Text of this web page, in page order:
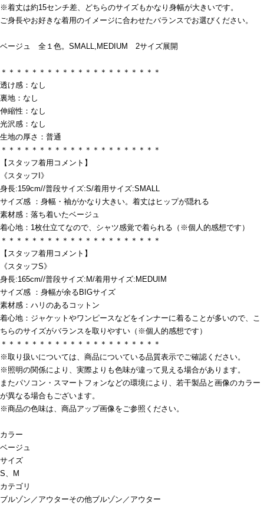
※着丈は約15センチ差、どちらのサイズもかなり身幅が大きいです。
ご身長やお好きな着用のイメージに合わせたバランスでお選びください。
ベージュ 全１色。SMALL,MEDIUM 2サイズ展開
＊＊＊＊＊＊＊＊＊＊＊＊＊＊＊＊＊＊＊＊＊
透け感：なし
裏地：なし
伸縮性：なし
光沢感：なし
生地の厚さ：普通
＊＊＊＊＊＊＊＊＊＊＊＊＊＊＊＊＊＊＊＊＊
【スタッフ着用コメント】
《スタッフI》
身長:159cm//普段サイズ:S/着用サイズ:SMALL
サイズ感 ：身幅・袖がかなり大きい。着丈はヒップが隠れる
素材感：落ち着いたベージュ
着心地：1枚仕立てなので、シャツ感覚で着られる（※個人的感想です）
＊＊＊＊＊＊＊＊＊＊＊＊＊＊＊＊＊＊＊＊＊
【スタッフ着用コメント】
《スタッフS》
身長:165cm//普段サイズ:M/着用サイズ:MEDUIM
サイズ感 ：身幅が余るBIGサイズ
素材感：ハリのあるコットン
着心地：ジャケットやワンピースなどをインナーに着ることが多いので、こ
ちらのサイズがバランスを取りやすい（※個人的感想です）
＊＊＊＊＊＊＊＊＊＊＊＊＊＊＊＊＊＊＊＊＊
※取り扱いについては、商品についている品質表示でご確認ください。
※照明の関係により、実際よりも色味が違って見える場合があります。
またパソコン・スマートフォンなどの環境により、若干製品と画像のカラー
が異なる場合もございます。
※商品の色味は、商品アップ画像をご参照ください。
カラー
ベージュ
サイズ
S、M
カテゴリ
ブルゾン／アウターその他ブルゾン／アウター